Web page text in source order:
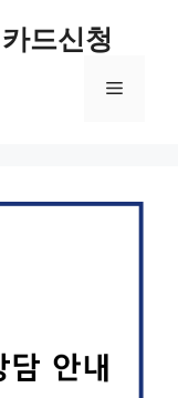
드신청
메